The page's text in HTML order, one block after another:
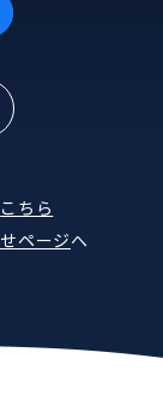
こちら
ページへ